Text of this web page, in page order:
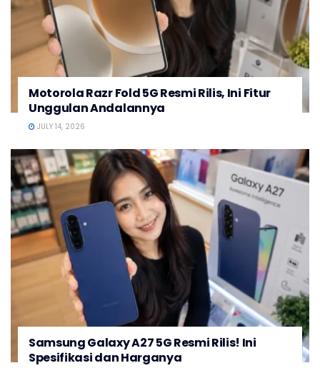
Motorola Razr Fold 5G Resmi Rilis, Ini Fitur
Unggulan Andalannya
JULY 14, 2026
Samsung Galaxy A27 5G Resmi Rilis! Ini
Spesifikasi dan Harganya